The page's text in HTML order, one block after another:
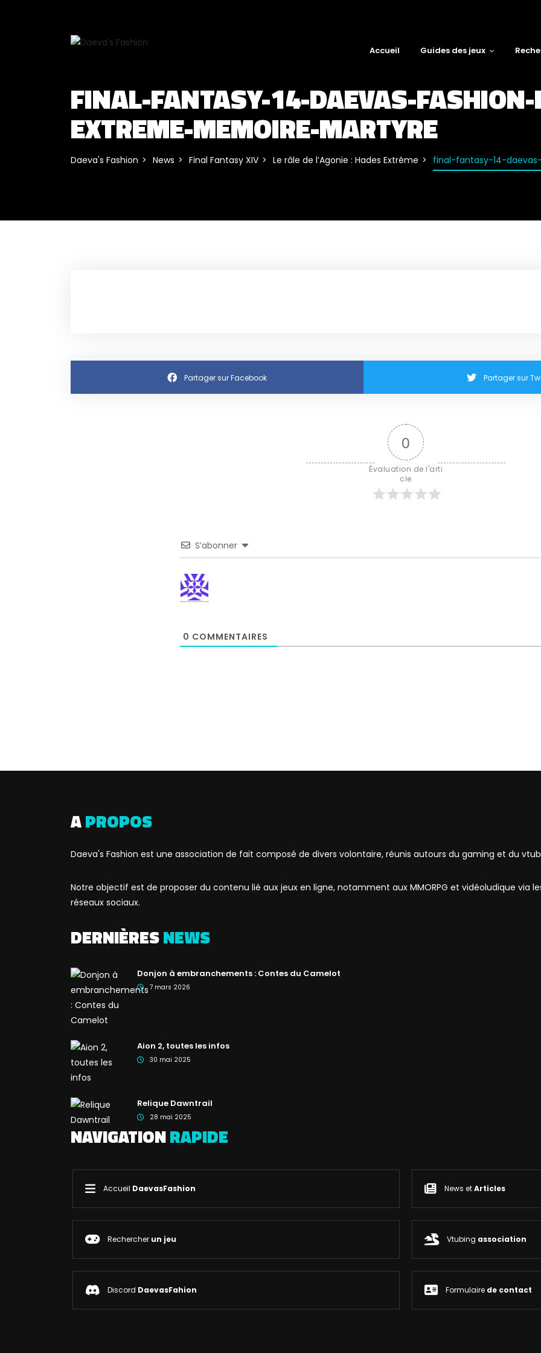
Accueil Guides des jeux
FINAL-FANTASY-14-DAEVAS-
EXTREME-MEMOIRE-MARTYRE
Daeva's Fashion News Final Fantasy XIV Le râle de l’Agonie : Hades Extrême final-fantasy-14-
Partager sur Facebook Partager sur
0
Évaluation de l'arti
cle
S’abonner
0 COMMENTAIRES
APROPOS
Daeva's Fashion est une association de fait composé de divers volontaire, réunis autours du gaming et du
Notre objectif est de proposer du contenu lié aux jeux en ligne, notamment aux MMORPG et vidéoludique via
réseaux sociaux.
DERNIÈRESNEWS
Donjon à embranchements : Contes du Camelot
7 mars 2026
Aion 2, toutes les infos
30 mai 2025
Relique Dawntrail
28 mai 2025
NAVIGATIONRAPIDE
Accueil DaevasFashion News etArticles
Rechercher un jeu Vtubing association
Discord DaevasFahion Formulaire de contact